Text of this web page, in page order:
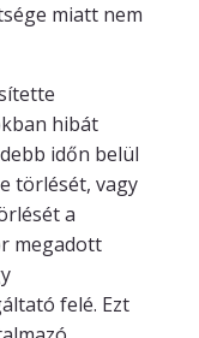
miatt nem
hibát
időn belül
törlését, vagy
a
megadott
felé. Ezt